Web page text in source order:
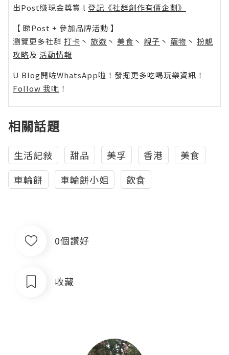
出Post賺現金獎賞 l 登記《社群創作有價企劃》
【 睇Post + 參加品牌活動 】
瀏覽更多社群 打卡 丶 旅遊 丶 美食 丶 親子 丶 寵物 丶 扮靚
攻略及 活動情報
U Blog開咗WhatsApp啦！發掘更多吃喝玩樂資訊！
Follow 我哋 ！
相關話題
生活記敍 甜品 美孚 香港
美食
車輪餅
車輪餅小姐 飲食
0個讚好
收藏